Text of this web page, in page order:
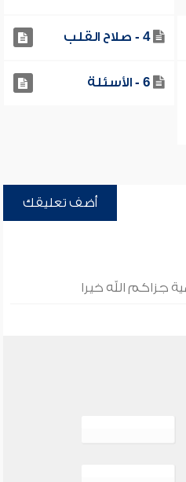
4 - صلاح القلب
6 - الأسئلة
أضف تعليقك
جزاكم الله خيرا